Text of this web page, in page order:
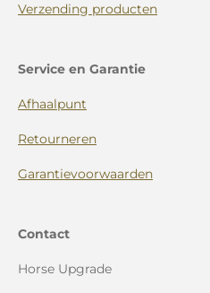
Verzending producten
Service en Garantie
Afhaalpunt
Retourneren
Garantievoorwaarden
Contact
Horse Upgrade